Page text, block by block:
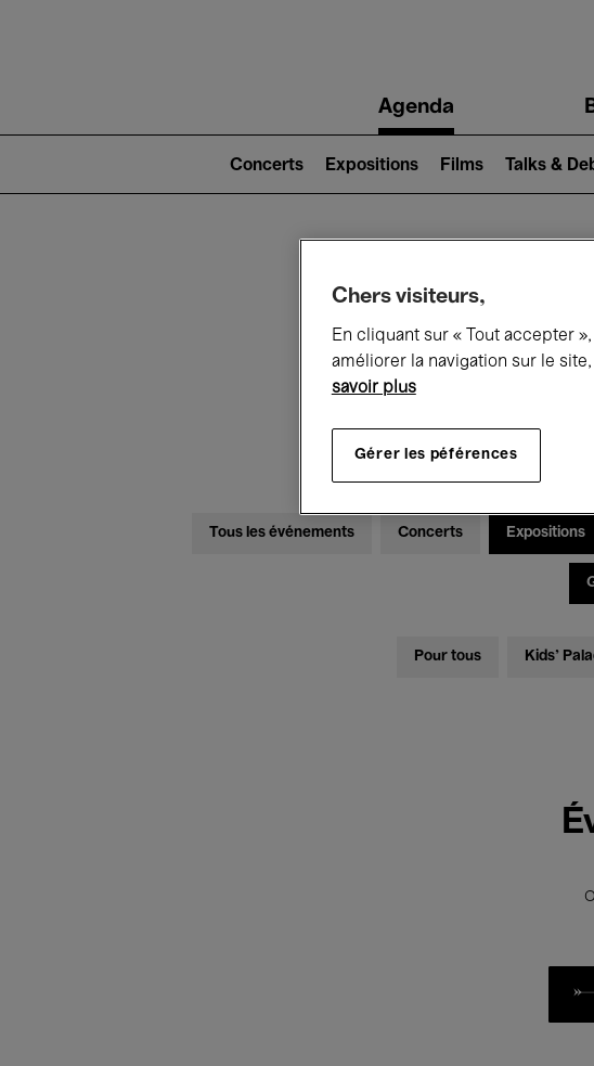
navigationAgenda
2)
Concerts Expositions Films Talks &
Ce qui
Tous les événements Concerts Expositions
Pour tous Kids’
Chers visiteurs,
En cliquant sur « Tout accepter
améliorer la navigation sur le
savoir plus
Gérer les péférences